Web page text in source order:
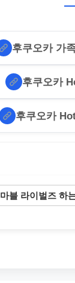
후쿠오카 가
후쿠오카
후쿠오카
마블 라이벌즈 하